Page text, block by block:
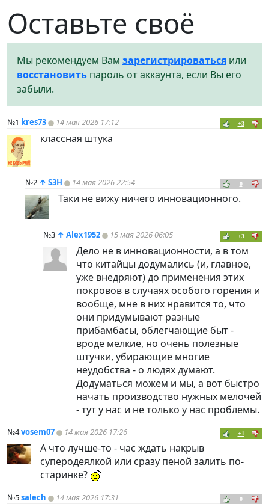
Оставьте своё
Мы рекомендуем Вам зарегистрироваться или
восстановить пароль от аккаунта, если Вы его
забыли.
№1 kres73 14 мая 2026 17:12 +3
классная штука
№2 ↑ S3H 14 мая 2026 22:54 0
Таки не вижу ничего инновационного.
№3 ↑ Alex1952 15 мая 2026 06:05 +3
Дело не в инновационности, а в том
что китайцы додумались (и, главное,
уже внедряют) до применения этих
покровов в случаях особого горения и
вообще, мне в них нравится то, что
они придумывают разные
прибамбасы, облегчающие быт -
вроде мелкие, но очень полезные
штучки, убирающие многие
неудобства - о людях думают.
Додуматься можем и мы, а вот быстро
начать производство нужных мелочей
- тут у нас и не только у нас проблемы.
№4vosem07 14 мая 2026 17:26 +1
А что лучше-то - час ждать накрыв
суперодеялкой или сразу пеной залить по-
старинке?
№5salech 14 мая 2026 17:31 0